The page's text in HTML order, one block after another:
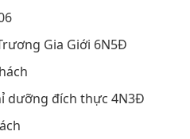
Gia Giới 6N5Đ
dưỡng đích thực 4N3Đ